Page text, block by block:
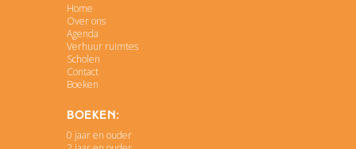
Home
Over ons
Agenda
Verhuur ruimtes
Scholen
Contact
Boeken
Boeken:
0 jaar en ouder